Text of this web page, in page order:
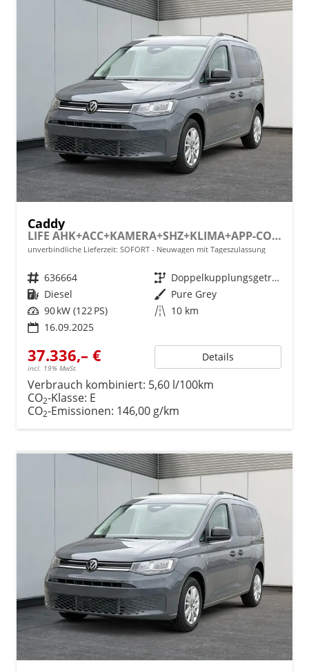
Caddy
LIFE AHK+ACC+KAMERA+SHZ+KLIMA+APP-CONNECT
unverbindliche Lieferzeit: SOFORT Neuwagen mit Tageszulassung
Fahrzeugnr. 636664 Getriebe
Doppelkupplungsgetriebe (DSG)
Kraftstoff Diesel Außenfarbe Pure Grey
Leistung 90 kW (122 PS) Kilometerstand 10 km
16.09.2025
37.336,– €
incl. 19% MwSt.
Details
Verbrauch kombiniert: 5,60 l/100km
CO2-Klasse: E
CO2-Emissionen: 146,00 g/km